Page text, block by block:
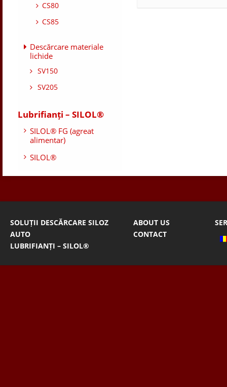
CS80
CS85
Descărcare materiale
lichide
SV150
SV205
Lubrifianți – SILOL®
SILOL® FG (agreat
alimentar)
SILOL®
SOLUȚII DESCĂRCARE SILOZ
AUTO
LUBRIFIANȚI – SILOL®
ABOUT US
CONTACT